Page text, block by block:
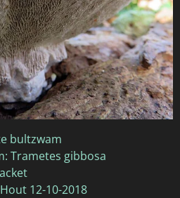
bultzwam
Trametes gibbosa
12-10-2018